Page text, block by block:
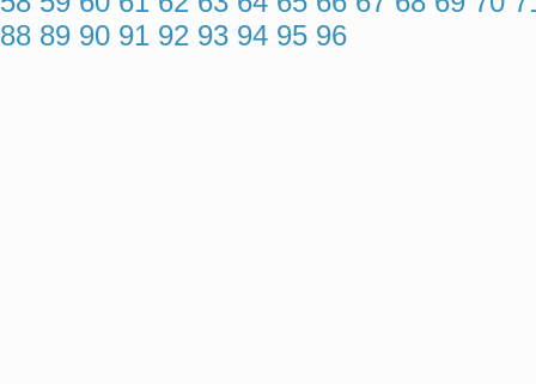
88 89 90 91 92 93 94 95 96